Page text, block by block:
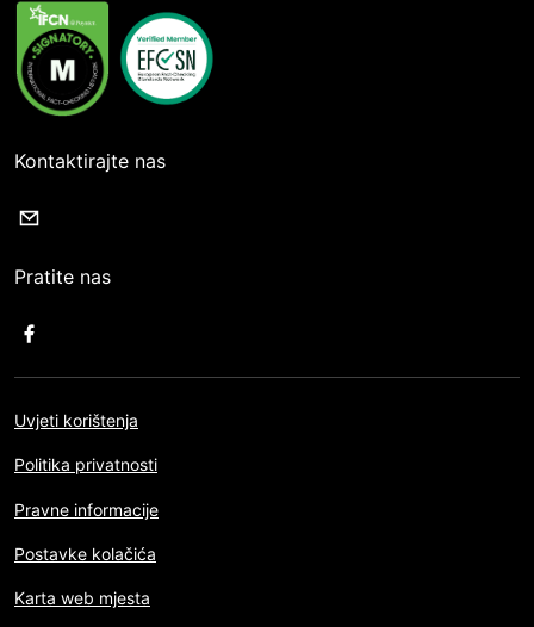
Kontaktirajte nas
Pratite nas
Uvjeti korištenja
Politika privatnosti
Pravne informacije
Postavke kolačića
Karta web mjesta